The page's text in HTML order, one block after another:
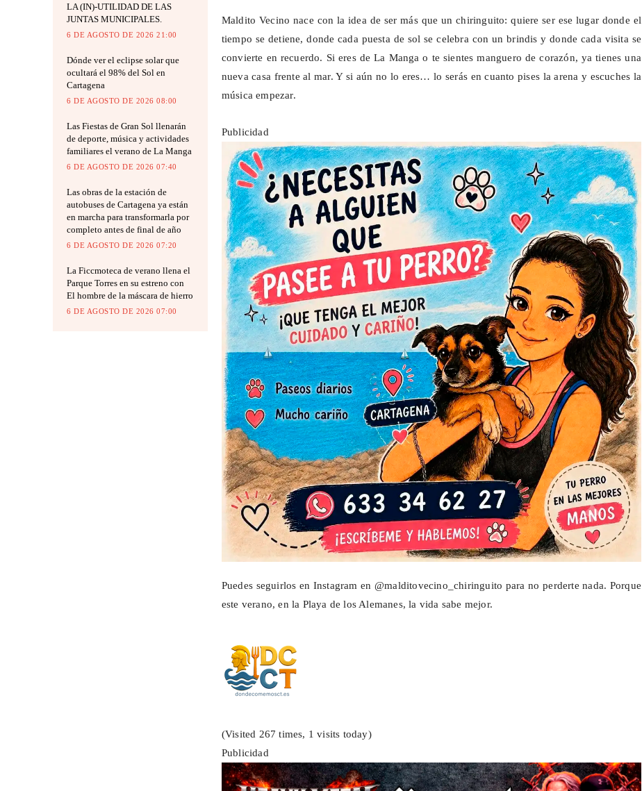
LA (IN)-UTILIDAD DE LAS
JUNTAS MUNICIPALES.
6 DE AGOSTO DE 2026 21:00
Dónde ver el eclipse solar que
ocultará el 98% del Sol en
Cartagena
6 DE AGOSTO DE 2026 08:00
Las Fiestas de Gran Sol llenarán
de deporte, música y actividades
familiares el verano de La Manga
6 DE AGOSTO DE 2026 07:40
Las obras de la estación de
autobuses de Cartagena ya están
en marcha para transformarla por
completo antes de final de año
6 DE AGOSTO DE 2026 07:20
La Ficcmoteca de verano llena el
Parque Torres en su estreno con
El hombre de la máscara de hierro
6 DE AGOSTO DE 2026 07:00
Maldito Vecino nace con la idea de ser más que un chiringuito: quiere ser ese lugar donde el
tiempo se detiene, donde cada puesta de sol se celebra con un brindis y donde cada visita se
convierte en recuerdo. Si eres de La Manga o te sientes manguero de corazón, ya tienes una
nueva casa frente al mar. Y si aún no lo eres… lo serás en cuanto pises la arena y escuches la
música empezar.
Publicidad
Puedes seguirlos en Instagram en@malditovecino_chiringuito para no perderte nada. Porque
este verano, en la Playa de los Alemanes, la vida sabe mejor.
(Visited 267 times, 1 visits today)
Publicidad